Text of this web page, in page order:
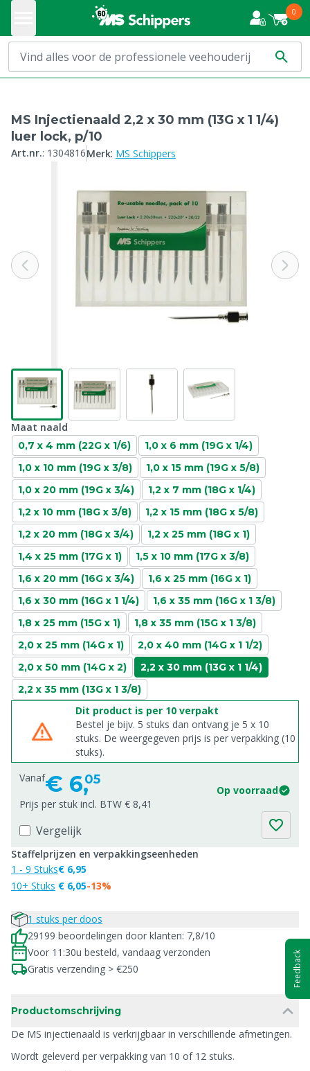
0
MS Injectienaald 2,2 x 30 mm (13G x 1 1/4)
luer lock, p/10
Art.nr.: 1304816Merk: MS Schippers
Maat naald
0,7 x 4 mm (22G x 1/6)
1,0 x 6 mm (19G x 1/4)
1,0 x 10 mm (19G x 3/8)
1,0 x 15 mm (19G x 5/8)
1,0 x 20 mm (19G x 3/4)
1,2 x 7 mm (18G x 1/4)
1,2 x 10 mm (18G x 3/8)
1,2 x 15 mm (18G x 5/8)
1,2 x 20 mm (18G x 3/4)
1,2 x 25 mm (18G x 1)
1,4 x 25 mm (17G x 1)
1,5 x 10 mm (17G x 3/8)
1,6 x 20 mm (16G x 3/4)
1,6 x 25 mm (16G x 1)
1,6 x 30 mm (16G x 1 1/4)
1,6 x 35 mm (16G x 1 3/8)
1,8 x 25 mm (15G x 1)
1,8 x 35 mm (15G x 1 3/8)
2,0 x 25 mm (14G x 1)
2,0 x 40 mm (14G x 1 1/2)
2,0 x 50 mm (14G x 2)
2,2 x 30 mm (13G x 1 1/4)
2,2 x 35 mm (13G x 1 3/8)
Dit product is per 10 verpakt
Bestel je bijv. 5 stuks dan ontvang je 5 x 10
stuks. De weergegeven prijs is per verpakking (10
stuks).
Vanaf€ 6,05
Op voorraad
Prijs per stuk incl. BTW € 8,41
Vergelijk
Staffelprijzen en verpakkingseenheden
1 - 9 Stuks
10+ Stuks
€ 6,95
€ 6,05-13%
1 stuks per doos
29199 beoordelingen door klanten: 7,8/10
Voor 11:30u besteld, vandaag verzonden
Gratis verzending > €250
Productomschrijving
De MS injectienaald is verkrijgbaar in verschillende afmetingen.
Wordt geleverd per verpakking van 10 of 12 stuks.
Feedback